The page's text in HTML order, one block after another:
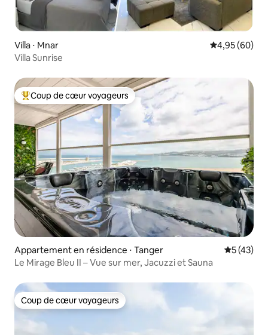
Villa ⋅ Mnar Évaluation
4,95 (60)
Villa Sunrise
Coups de cœur voyageurs les plus appréciés
Coup de cœur voyageurs
Appartement en résidence ⋅ Tanger
5 (43)
Le Mirage Bleu II – Vue sur mer, Jacuzzi et Sauna
Coup de cœur voyageurs
Coup de cœur voyageurs